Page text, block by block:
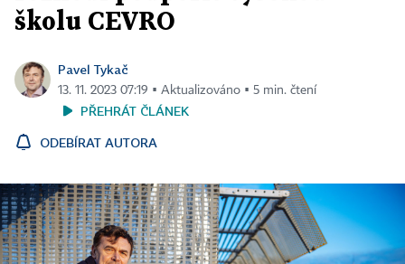
školu CEVRO
Pavel Tykač
13. 11. 2023 07:19 ▪ Aktualizováno ▪ 5 min. čtení
PŘEHRÁT ČLÁNEK
ODEBÍRAT AUTORA